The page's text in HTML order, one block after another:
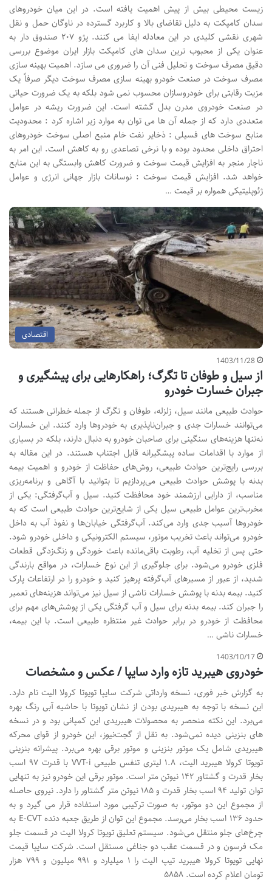
زیست محیطی بیش از پیش اهمیت یافته است. در این میان خودروهای
سدان کامپکت به دلیل تقاضای بالا و کاربرد گسترده در ناوگان حمل و نقل
شهری نقشی کلیدی در این معادله ایفا می کنند. پژو ۲۰۷ صندوق دار به
عنوان یکی از محبوب ترین سدان های کامپکت بازار ایران موضوع بررسی
دقیق مصرف سوخت و تحلیل فنی آن را ضروری می سازد. اهمیت بهینه سازی
مصرف سوخت در صنعت خودرو بهینه سازی مصرف سوخت دیگر صرفاً یک
مزیت رقابتی برای خودروسازان محسوب نمی شود بلکه به یک ضرورت حیاتی
در صنعت خودروی مدرن بدل گشته است. این ضرورت ریشه در عوامل
متعددی دارد که از جمله آن ها می توان به موارد زیر اشاره کرد : محدودیت
منابع سوخت های فسیلی : ذخایر نفت خام منبع اصلی سوخت خودروهای
احتراق داخلی محدود بوده و با نرخی تصاعدی رو به کاهش است. این امر به
ناچار منجر به افزایش قیمت سوخت و ضرورت کاهش وابستگی به این منابع
خواهد شد. افزایش قیمت سوخت : نوسانات بازار جهانی انرژی و عوامل
ژئوپلیتیکی همواره بر قیمت …
اقتصادی
1403/11/28
از سیل و طوفان تا تگرگ؛ راهکارهایی برای پیشگیری و
جبران خسارت خودرو
حوادث طبیعی مانند سیل، زلزله، طوفان و تگرگ از جمله خطراتی هستند که
می‌توانند خسارات جدی و جبران‌ناپذیری به خودروها وارد کنند. این خسارات
نه‌تنها هزینه‌های سنگینی برای صاحبان خودرو به دنبال دارند، بلکه در بسیاری
از موارد با اقدامات ساده پیشگیرانه قابل اجتناب هستند. در این مقاله به
بررسی رایج‌ترین حوادث طبیعی، روش‌های حفاظت از خودرو و اهمیت بیمه
بدنه با پوشش حوادث طبیعی می‌پردازیم تا بتوانید با آگاهی و برنامه‌ریزی
مناسب، از دارایی ارزشمند خود محافظت کنید. سیل و آب‌گرفتگی: یکی از
مخرب‌ترین عوامل طبیعی سیل یکی از شایع‌ترین حوادث طبیعی است که به
خودروها آسیب جدی وارد می‌کند. آب‌گرفتگی خیابان‌ها و نفوذ آب به داخل
خودرو می‌تواند باعث تخریب موتور، سیستم الکترونیکی و داخلی خودرو شود.
حتی پس از تخلیه آب، رطوبت باقی‌مانده باعث خوردگی و زنگ‌زدگی قطعات
فلزی خودرو می‌شود. برای جلوگیری از این نوع خسارات، در مواقع بارندگی
شدید، از عبور از مسیرهای آب‌گرفته پرهیز کنید و خودرو را در ارتفاعات پارک
کنید. بیمه بدنه با پوشش خسارات ناشی از سیل نیز می‌تواند هزینه‌های تعمیر
را جبران کند. بیمه بدنه برای سیل و آب گرفتگی یکی از پوشش‌های مهم برای
محافظت از خودرو در برابر حوادث غیر منتظره طبیعی است. با این بیمه،
خسارات ناشی …
1403/10/17
خودروی هیبرید تازه وارد سایپا / عکس و مشخصات
به گزارش خبر فوری، نسخه وارداتی شرکت سایپا تویوتا کرولا الیت نام دارد.
این نسخه با توجه به هیبریدی بودن از نشان تویوتا با حاشیه آبی رنگ بهره
می‌برد. این نکته منحصر به محصولات هیبریدی این کمپانی بود و در نسخه
های بنزینی دیده نمی‌شود. به نقل از گجت‌نیوز، این خودرو از قوای محرکه
هیبریدی شامل یک موتور بنزینی و موتور برقی بهره می‌برد. پیشرانه بنزینی
تویوتا کرولا هیبرید الیت، ۱.۸ لیتری تنفس طبیعی VVT-i با قدرت ۹۷ اسب
بخار قدرت و گشتاور ۱۴۲ نیوتن متر است. موتور برقی این خودرو نیز به تنهایی
توان تولید ۹۴ اسب بخار قدرت و ۱۸۵ نیوتن متر گشتاور را دارد. نیروی حاصله
از مجموع این دو موتور، به صورت ترکیبی مورد استفاده قرار می گیرد و به
حدود ۱۳۶ اسب بخار می‌رسد. مجموع این توان از طریق جعبه دنده E-CVT به
چرخ‌های جلو منتقل می‌شود. سیستم تعلیق تویوتا کرولا الیت در قسمت جلو
مک فرسون و در قسمت عقب دو جناغی مستقل است. شرکت سایپا قیمت
نهایی تویوتا کرولا هیبرید تیپ الیت را ۱ میلیارد و ۹۹۱ میلیون و ۷۹۹ هزار
تومان اعلام کرده است. ۵۸۵۸